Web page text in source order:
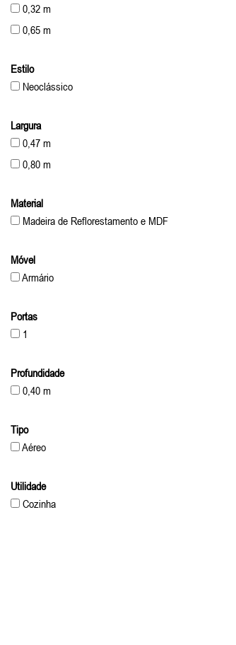
0,32 m
0,65 m
Estilo
Neoclássico
Largura
0,47 m
0,80 m
Material
Madeira de Reflorestamento e MDF
Móvel
Armário
Portas
1
Profundidade
0,40 m
Tipo
Aéreo
Utilidade
Cozinha